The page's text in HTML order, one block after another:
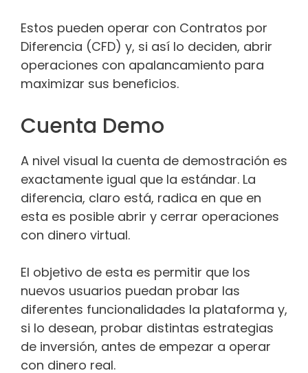
Estos pueden operar con Contratos por
Diferencia (CFD) y, si así lo deciden, abrir
operaciones con apalancamiento para
maximizar sus beneficios.
Cuenta Demo
A nivel visual la cuenta de demostración es
exactamente igual que la estándar. La
diferencia, claro está, radica en que en
esta es posible abrir y cerrar operaciones
con dinero virtual.
El objetivo de esta es permitir que los
nuevos usuarios puedan probar las
diferentes funcionalidades la plataforma y,
si lo desean, probar distintas estrategias
de inversión, antes de empezar a operar
con dinero real.